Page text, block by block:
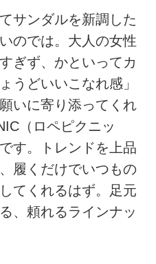
サンダルを新調した
のでは。大人の女性
ぎず、かといってカ
うどいいこなれ感」
いに寄り添ってくれ
（ロペピクニッ
す。トレンドを上品
履くだけでいつもの
てくれるはず。足元
、頼れるラインナッ